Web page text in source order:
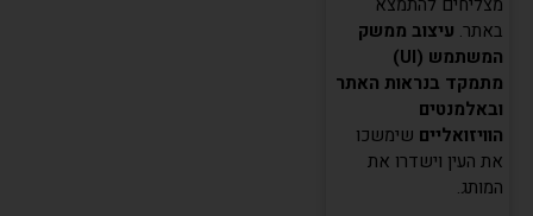
באתר. עיצוב ממשק
המשתמש (UI)
מתמקד בנראות האתר
ובאלמנטים
הוויזואליים שימשכו
את העין וישדרו את
המותג.